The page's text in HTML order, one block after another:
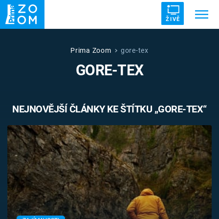
ŽIVĚ
UFO DRUHÁ SVĚTOVÁ VÁLKA
VETŘELCI DÁVNOVĚKU
Témata
Témata
Pořady
TV Program
Prima Zoom gore-tex
GORE-TEX
NEJNOVĚJŠÍ ČLÁNKY KE ŠTÍTKU „GORE-TEX“